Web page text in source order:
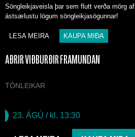
Söngleikjaveisla þar sem flutt verða mörg af
ástsælustu lögum söngleikjasögunnar!
LESA MEIRA KAUPA MIÐA
AÐRIR VIÐBURÐIR FRAMUNDAN
TÓNLEIKAR
23. ÁGÚ / kl. 13:30